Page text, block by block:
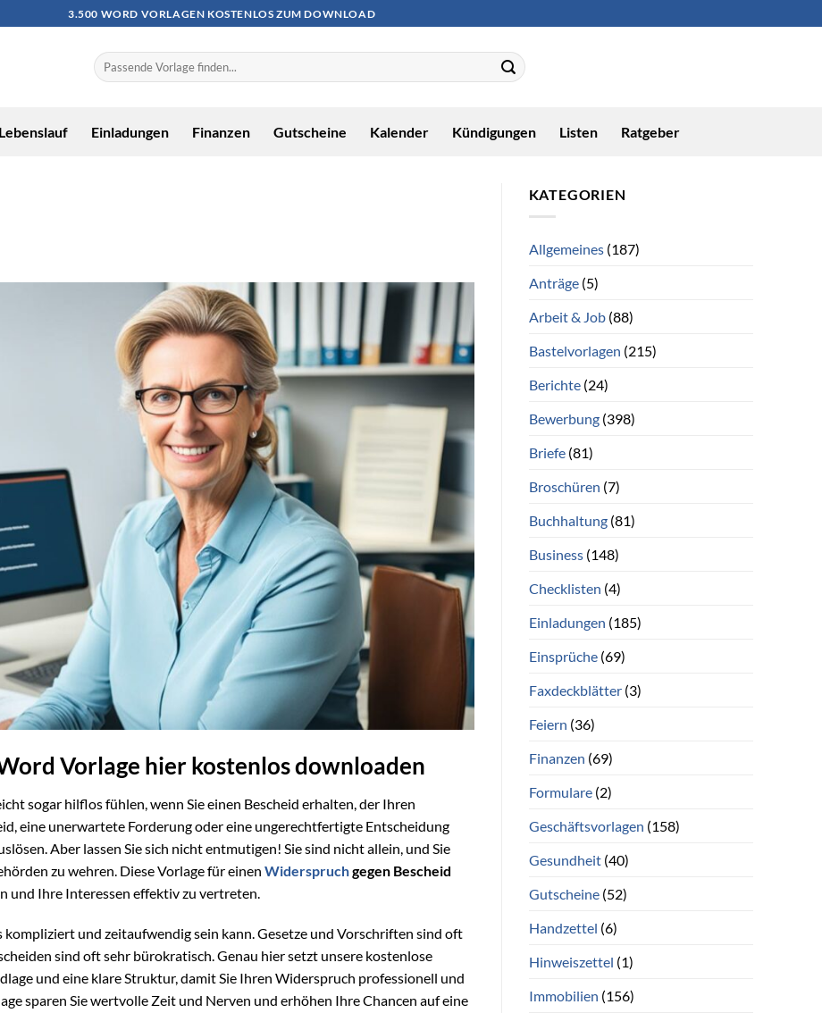
3.500 WORD VORLAGEN KOSTENLOS ZUM DOWNLOAD
Lebenslauf Einladungen Finanzen Gutscheine Kalender Kündigungen Listen Ratgeber
Vorlage hier kostenlos downloaden
sogar hilflos fühlen, wenn Sie einen Bescheid erhalten, der Ihren
eine unerwartete Forderung oder eine ungerechtfertigte Entscheidung
Aber lassen Sie sich nicht entmutigen! Sie sind nicht allein, und Sie
zu wehren. Diese Vorlage für einen Widerspruchgegen Bescheid
und Ihre Interessen effektiv zu vertreten.
kompliziert und zeitaufwendig sein kann. Gesetze und Vorschriften sind oft
sind oft sehr bürokratisch. Genau hier setzt unsere kostenlose
und eine klare Struktur, damit Sie Ihren Widerspruch professionell und
sparen Sie wertvolle Zeit und Nerven und erhöhen Ihre Chancen auf eine
KATEGORIEN
Allgemeines(187)
Anträge(5)
Arbeit & Job(88)
Bastelvorlagen (215)
Berichte(24)
Bewerbung(398)
Briefe(81)
Broschüren (7)
Buchhaltung(81)
Business(148)
Checklisten (4)
Einladungen (185)
Einsprüche(69)
Faxdeckblätter(3)
Feiern (36)
Finanzen (69)
Formulare(2)
Geschäftsvorlagen (158)
Gesundheit(40)
Gutscheine(52)
Handzettel (6)
Hinweiszettel (1)
Immobilien (156)